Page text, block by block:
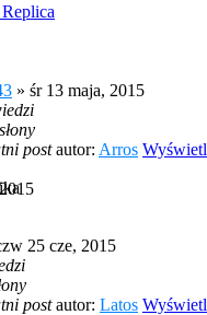
» śr 13 maja, 2015
postautor: Arros
25 cze, 2015
postautor: Latos